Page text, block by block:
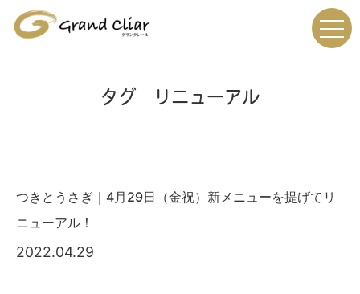
タグ リニューアル
つきとうさぎ｜4月29日（金祝）新メニューを提げてリ
ニューアル！
2022.04.29